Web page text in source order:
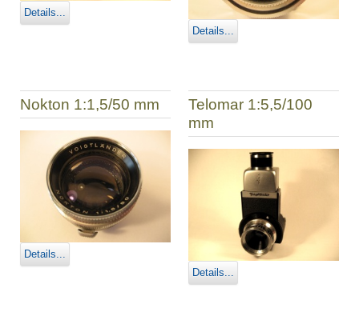
Details...
Details...
Nokton 1:1,5/50 mm
Details...
Telomar 1:5,5/100
mm
Details...